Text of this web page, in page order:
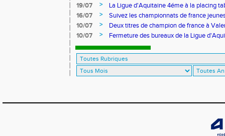
19/07
>
La Ligue d'Aquitaine 4éme à la placing
16/07
>
Suivez les championnats de france
10/07
>
Deux titres de champion de france à
10/07
> Fermeture des bureaux de la Ligue